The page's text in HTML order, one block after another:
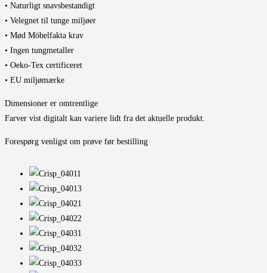
• Naturligt snavsbestandigt
• Velegnet til tunge miljøer
• Mød Möbelfakta krav
• Ingen tungmetaller
• Oeko-Tex certificeret
• EU miljømærke
Dimensioner er omtrentlige
Farver vist digitalt kan variere lidt fra det aktuelle produkt.
Forespørg venligst om prøve før bestilling